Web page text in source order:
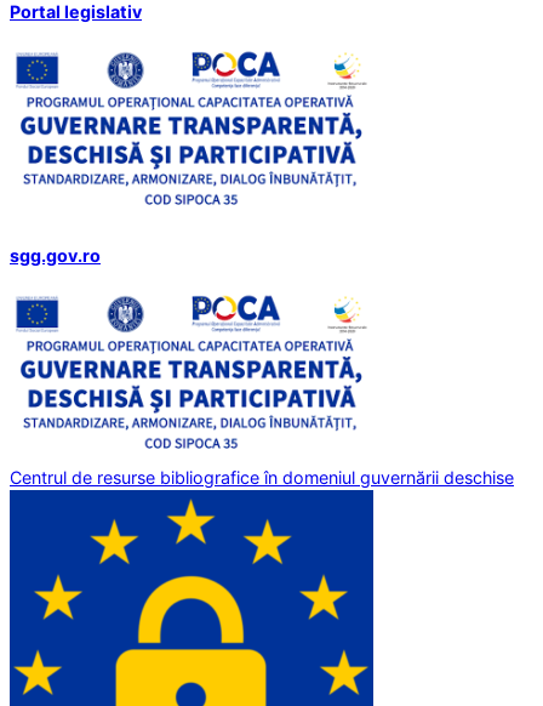
Portal legislativ
sgg.gov.ro
Centrul de resurse bibliografice în domeniul guvernării deschise